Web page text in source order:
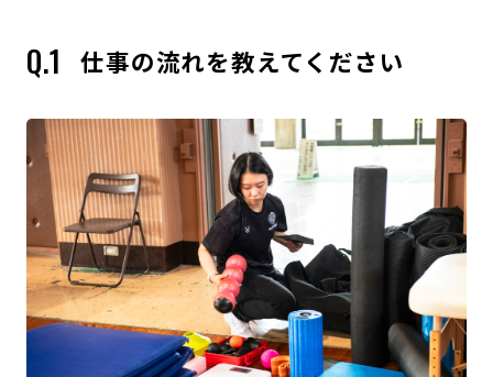
仕事の流れを教えてください